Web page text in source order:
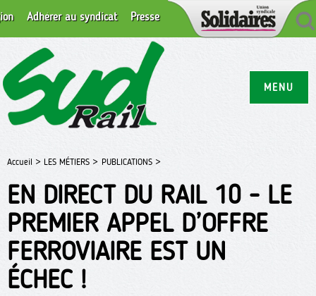
MENU
Adhérer au syndicat Presse
Accueil > LES MÉTIERS > PUBLICATIONS >
EN DIRECT DU RAIL 10 - LE
PREMIER APPEL D’OFFRE
FERROVIAIRE EST UN
ÉCHEC !